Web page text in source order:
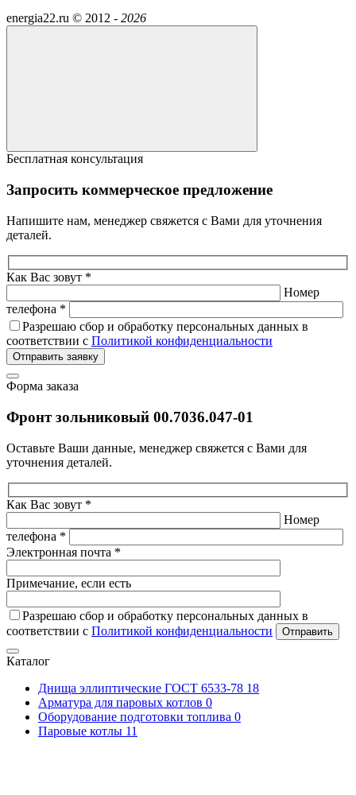
energia22.ru © 2012 - 2026
Бесплатная консультация
Запросить коммерческое предложение
Напишите нам, менеджер свяжется с Вами для уточнения
деталей.
Как Вас зовут *
Номер
телефона *
Разрешаю сбор и обработку персональных данных в
соответствии с Политикой конфиденциальности
Отправить заявку
Форма заказа
Фронт зольниковый 00.7036.047-01
Оставьте Ваши данные, менеджер свяжется с Вами для
уточнения деталей.
Как Вас зовут *
Номер
телефона *
Электронная почта *
Примечание, если есть
Разрешаю сбор и обработку персональных данных в
соответствии с Политикой конфиденциальности Отправить
Каталог
Днища эллиптические ГОСТ 6533-78 18
Арматура для паровых котлов 0
Оборудование подготовки топлива 0
Паровые котлы 11